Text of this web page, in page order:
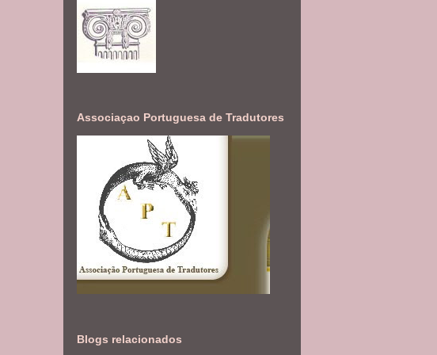
Associaçao Portuguesa de Tradutores
Blogs relacionados